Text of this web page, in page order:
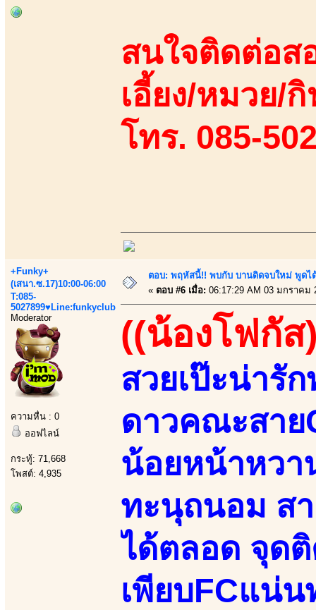
สนใจติดต่อส
เอี้ยง/หมวย/
โทร. 085-
+Funky+
(เสนา.ซ.17)10:00-06:00
T:085-
5027899♥Line:funkyclub
Moderator
ความหื่น : 0
ออฟไลน์
กระทู้: 71,668
โพสต์: 4,935
ตอบ: พฤหัสนี้!! พบกับ บานดิดจบใหม่ พูด
« ตอบ #6 เมื่อ: 06:17:29 AM 03 มกราคม
((น้องโฟกัส
สวยเป๊ะน่ารั
ดาวคณะสาย
น้อยหน้าหวา
ทะนุถนอม ส
ได้ตลอด จุด
เพียบFCแน่น